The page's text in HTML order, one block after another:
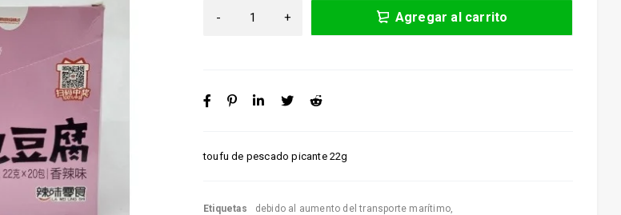
toufu de pescado picante 22g
Agregar al carrito
Etiquetas debido al aumento del transporte marítimo